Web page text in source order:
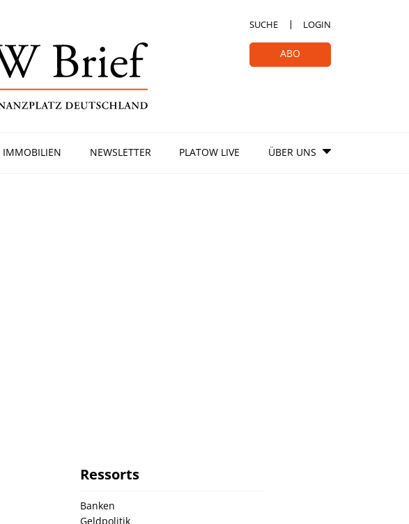
SUCHE LOGIN
ABO
IMMOBILIEN NEWSLETTER PLATOW LIVE ÜBER UNS
Ressorts
Banken
Geldpolitik